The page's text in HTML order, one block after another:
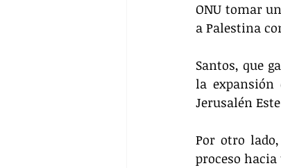
ONU tomar
a Palestina
Santos, que
la expansión
Jerusalén
Por otro
proceso